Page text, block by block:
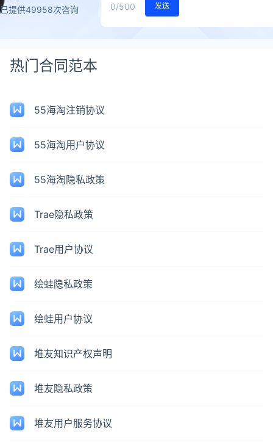
已提供49958次咨询
0/500 发送
热门合同范本
55海淘注销协议
55海淘用户协议
55海淘隐私政策
Trae隐私政策
Trae用户协议
绘蛙隐私政策
绘蛙用户协议
堆友知识产权声明
堆友隐私政策
堆友用户服务协议